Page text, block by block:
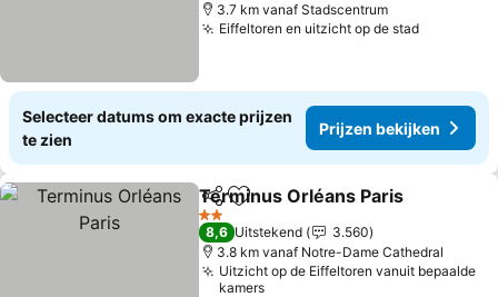
3.7 km vanaf Stadscentrum
Eiffeltoren en uitzicht op de stad
Selecteer datums om exacte prijzen
te zien
Prijzen bekijken
DelenToevoegen aan favorieten
Terminus Orléans Paris
2 Sterren
8,6 Uitstekend
3.560
3.8 km vanaf Notre-Dame Cathedral
Uitzicht op de Eiffeltoren vanuit bepaalde
kamers